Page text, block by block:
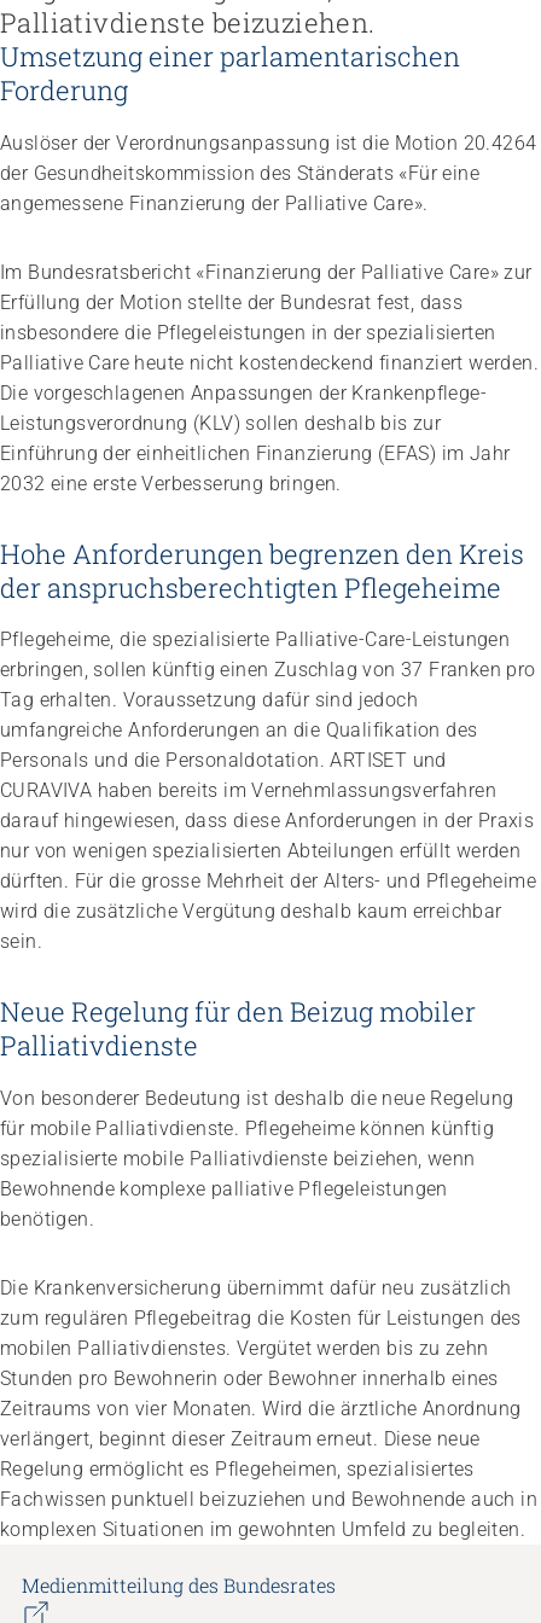
Impuls
Umgang mit verhaltensbezogenen und
psychologischen Symptomen bei Menschen mit
Demenz
20.08.2026
Palliativdienste beizuziehen.
Umsetzung einer parlamentarischen
Forderung
Auslöser der Verordnungsanpassung ist die Motion 20.4264
der Gesundheitskommission des Ständerats «Für eine
angemessene Finanzierung der Palliative Care».
Im Bundesratsbericht «Finanzierung der Palliative Care» zur
Erfüllung der Motion stellte der Bundesrat fest, dass
insbesondere die Pflegeleistungen in der spezialisierten
Palliative Care heute nicht kostendeckend finanziert werden.
Die vorgeschlagenen Anpassungen der Krankenpflege-
Leistungsverordnung (KLV) sollen deshalb bis zur
Einführung der einheitlichen Finanzierung (EFAS) im Jahr
2032 eine erste Verbesserung bringen.
Hohe Anforderungen begrenzen den Kreis
der anspruchsberechtigten Pflegeheime
Pflegeheime, die spezialisierte Palliative-Care-Leistungen
erbringen, sollen künftig einen Zuschlag von 37 Franken pro
Tag erhalten. Voraussetzung dafür sind jedoch
umfangreiche Anforderungen an die Qualifikation des
Personals und die Personaldotation. ARTISET und
CURAVIVA haben bereits im Vernehmlassungsverfahren
darauf hingewiesen, dass diese Anforderungen in der Praxis
nur von wenigen spezialisierten Abteilungen erfüllt werden
dürften. Für die grosse Mehrheit der Alters- und Pflegeheime
wird die zusätzliche Vergütung deshalb kaum erreichbar
sein.
Neue Regelung für den Beizug mobiler
Palliativdienste
Von besonderer Bedeutung ist deshalb die neue Regelung
für mobile Palliativdienste. Pflegeheime können künftig
spezialisierte mobile Palliativdienste beiziehen, wenn
Bewohnende komplexe palliative Pflegeleistungen
benötigen.
Die Krankenversicherung übernimmt dafür neu zusätzlich
zum regulären Pflegebeitrag die Kosten für Leistungen des
mobilen Palliativdienstes. Vergütet werden bis zu zehn
Stunden pro Bewohnerin oder Bewohner innerhalb eines
Zeitraums von vier Monaten. Wird die ärztliche Anordnung
verlängert, beginnt dieser Zeitraum erneut. Diese neue
Regelung ermöglicht es Pflegeheimen, spezialisiertes
Fachwissen punktuell beizuziehen und Bewohnende auch in
komplexen Situationen im gewohnten Umfeld zu begleiten.
Medienmitteilung des Bundesrates